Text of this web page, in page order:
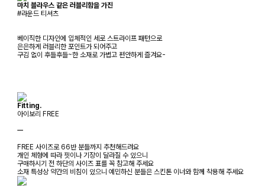
마치 블라우스 같은 러블리함을 가진
#라운드 티셔츠
베이직한 디자인에 입체적인 세로 스트라이프 패턴으로
은은하게 러블리한 포인트가 되어주고
구김 없이 후들후들~한 소재로 가볍고 편안하게 즐겨요-
Fitting.
아이보리 FREE
ㅡ
FREE 사이즈로 66반 분들까지 추천해드려요
개인 체형에 따라 핏이나 기장이 달라질 수 있으니
구매하시기 전 하단의 사이즈 표를 꼭 참고해 주세요
소재 특성상 약간의 비침이 있으니 예민하신 분들은 스킨톤 이너와 함께 착용해 주세요